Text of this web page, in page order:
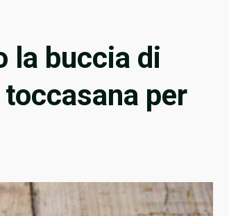
la buccia di
per